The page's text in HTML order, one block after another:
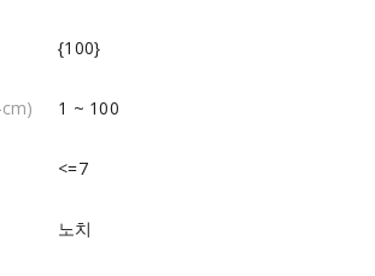
{100}
1 ~ 100
<=7
노치